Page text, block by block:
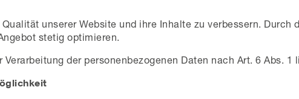
unserer Website und ihre Inhalte zu verbessern. Durch
stetig optimieren.
der personenbezogenen Daten nach Art. 6 Abs. 1